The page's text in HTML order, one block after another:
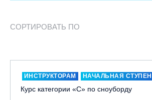
ЛЕКТОР
СОРТИРОВАТЬ ПО
ИНСТРУКТОРАМ НАЧАЛЬНАЯ
Курс категории «С» по сноуборду